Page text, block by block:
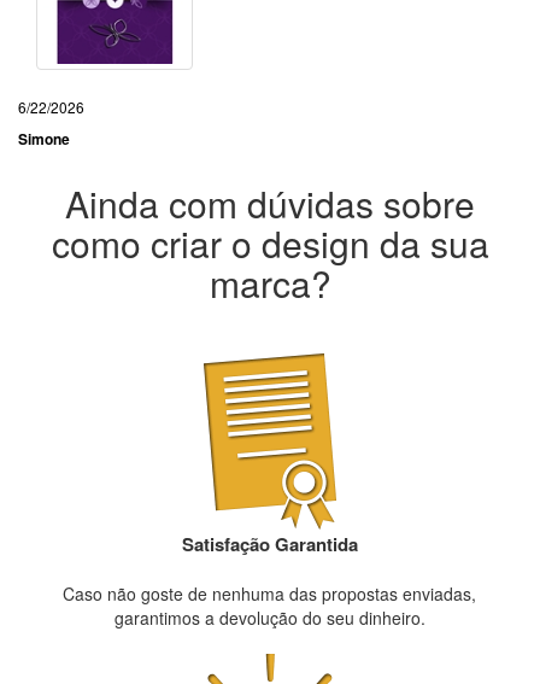
6/22/2026
Simone
Ainda com dúvidas sobre
como criar o design da sua
marca?
Satisfação Garantida
Caso não goste de nenhuma das propostas enviadas,
garantimos a devolução do seu dinheiro.